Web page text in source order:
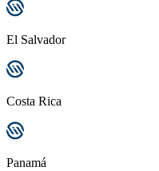
El Salvador
Costa Rica
Panamá